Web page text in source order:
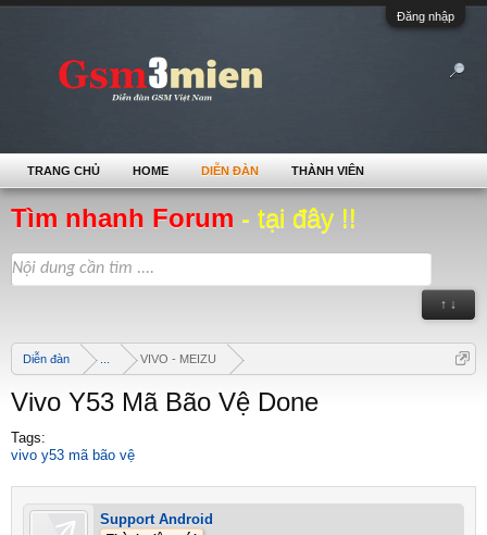
Đăng nhập
Tìm nhanh Forum - tại đây !!
↑ ↓
Diễn đàn VIVO - MEIZU
Vivo Y53 Mã Bão Vệ Done
Tags:
vivo y53 mã bão vệ
Support Android
TRANG CHỦ HOME DIỄN ĐÀN THÀNH VIÊN